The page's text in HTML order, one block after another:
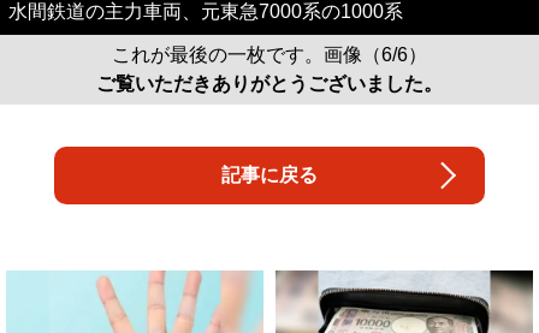
水間鉄道の主力車両、元東急7000系の1000系
これが最後の一枚です。画像（6/6）
ご覧いただきありがとうございました。
記事に戻る